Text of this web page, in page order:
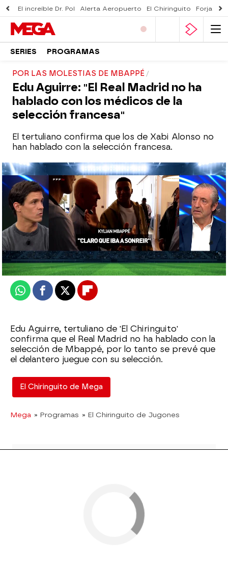
El increíble Dr. Pol Alerta Aeropuerto El Chiringuito Forjado
SERIES PROGRAMAS
POR LAS MOLESTIAS DE MBAPPÉ
Edu Aguirre: "El Real Madrid no ha
hablado con los médicos de la
selección francesa"
El tertuliano confirma que los de Xabi Alonso no
han hablado con la selección francesa.
El Chiringuito
Publicado:07 de octubre de 2025, 02:56
WhatsappFacebook
X Flipboard
Edu Aguirre, tertuliano de 'El Chiringuito'
confirma que el Real Madrid no ha hablado con la
selección de Mbappé, por lo tanto se prevé que
el delantero juegue con su selección.
El Chiringuito de Mega
Mega » Programas » El Chiringuito de Jugones